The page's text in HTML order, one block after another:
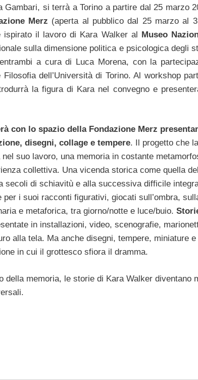
Gambari, si terrà a Torino a partire dal 25 marzo
Merz (aperta al pubblico dal 25 marzo al
il lavoro di Kara Walker al Museo
sulla dimensione politica e psicologica degli
a cura di Luca Morena, con la
dell’Università di Torino. Al workshop
la figura di Kara nel convegno e
con lo spazio della Fondazione Merz
disegni, collage e tempere. Il progetto che la
suo lavoro, una memoria in costante
collettiva. Una vicenda storica come quella
secoli di schiavitù e alla successiva difficile
i suoi racconti figurativi, giocati sull’ombra,
e metaforica, tra giorno/notte e luce/buio.
in installazioni, video, scenografie,
alla tela. Ma anche disegni, tempere, miniature e
in cui il grottesco sfiora il dramma.
della memoria, le storie di Kara Walker diventano